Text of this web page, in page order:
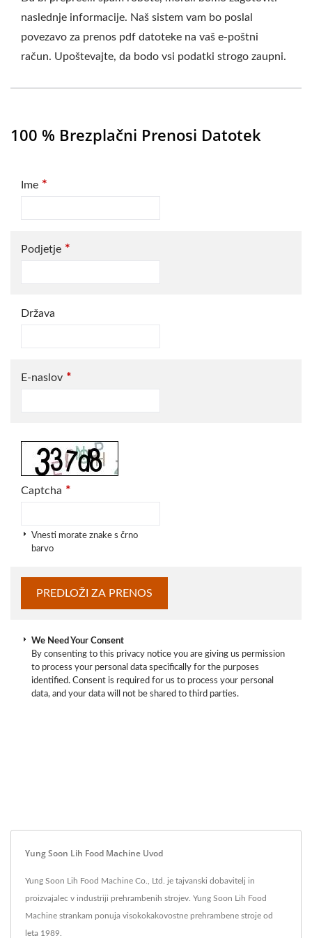
naslednje informacije. Naš sistem vam bo poslal
povezavo za prenos pdf datoteke na vaš e-poštni
račun. Upoštevajte, da bodo vsi podatki strogo zaupni.
100 % Brezplačni Prenosi Datotek
Ime *
Podjetje *
Država
E-naslov *
Captcha *
Vnesti morate znake s črno
barvo
We Need Your Consent
By consenting to this privacy notice you are giving us permission
to process your personal data specifically for the purposes
identified. Consent is required for us to process your personal
data, and your data will not be shared to third parties.
Yung Soon Lih Food Machine Uvod
Yung Soon Lih Food Machine Co., Ltd. je tajvanski dobavitelj in
proizvajalec v industriji prehrambenih strojev. Yung Soon Lih Food
Machine strankam ponuja visokokakovostne prehrambene stroje od
leta 1989.